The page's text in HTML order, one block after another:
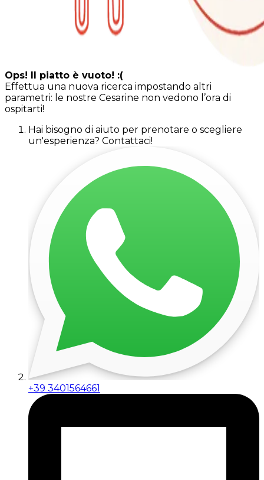
Ops! Il piatto è vuoto! :(
Effettua una nuova ricerca impostando altri
parametri: le nostre Cesarine non vedono l’ora di
ospitarti!
Hai bisogno di aiuto per prenotare o scegliere
un'esperienza? Contattaci!
+39 3401564661